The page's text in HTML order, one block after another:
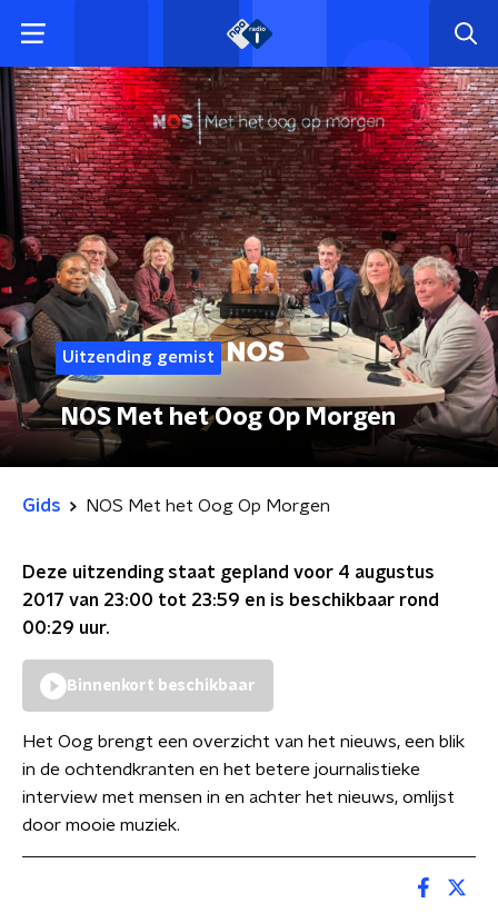
Uitzending gemist
NOS Met het Oog Op Morgen
Gids NOS Met het Oog Op Morgen
Deze uitzending staat gepland voor 4 augustus
2017 van 23:00 tot 23:59 en is beschikbaar rond
00:29 uur.
Binnenkort beschikbaar
Het Oog brengt een overzicht van het nieuws, een blik
in de ochtendkranten en het betere journalistieke
interview met mensen in en achter het nieuws, omlijst
door mooie muziek.